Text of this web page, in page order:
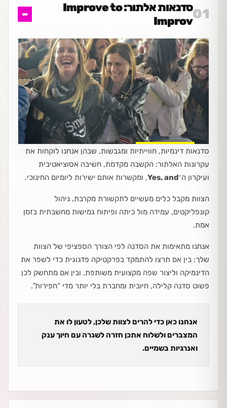
01
סדנאות אלתור: Improve to
Improv
סדנאות דינמיות, חווייתיות ומגבשות, שבהן אנחנו לוקחות את
עקרונות האלתור: הקשבה מקדמת, חשיבה אסוציאטיבית
ועיקרון ה־Yes, and, ומקשרות אותם ישירות ליומיום החינוכי.
הצוות מקבל כלים מעשיים לתקשורת מקרבת, ניהול
קונפליקטים, עמידה מול כיתה ופיתוח גמישות מחשבתית בזמן
אמת.
אנחנו מתאימות את הסדנה לפי הצורך הספציפי של הצוות
שלך: בין אם תרצו להתמקד בפרקטיקה פדגוגית כדי לשפר את
הדינמיקה וליצור שפה מקצועית משותפת, ובין אם מתחשק לכן
פשוט סדנה קלילה, חיובית ומחברת בלי יותר מדי “חפירות”.
אנחנו כאן כדי להרים לצוות שלכן, לטעון לו את
המצברים ולשלוח אתכן חזרה לשגרה עם חיוך ענק
ואנרגיות בשמיים.